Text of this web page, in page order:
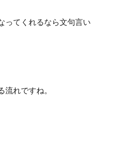
ってくれるなら文句言い
れですね。